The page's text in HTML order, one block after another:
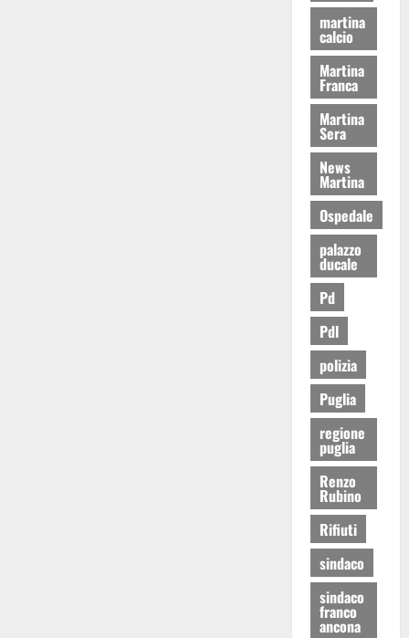
martina
calcio
Martina
Franca
Martina
Sera
News
Martina
Ospedale
palazzo
ducale
Pd
Pdl
polizia
Puglia
regione
puglia
Renzo
Rubino
Rifiuti
sindaco
sindaco
franco
ancona